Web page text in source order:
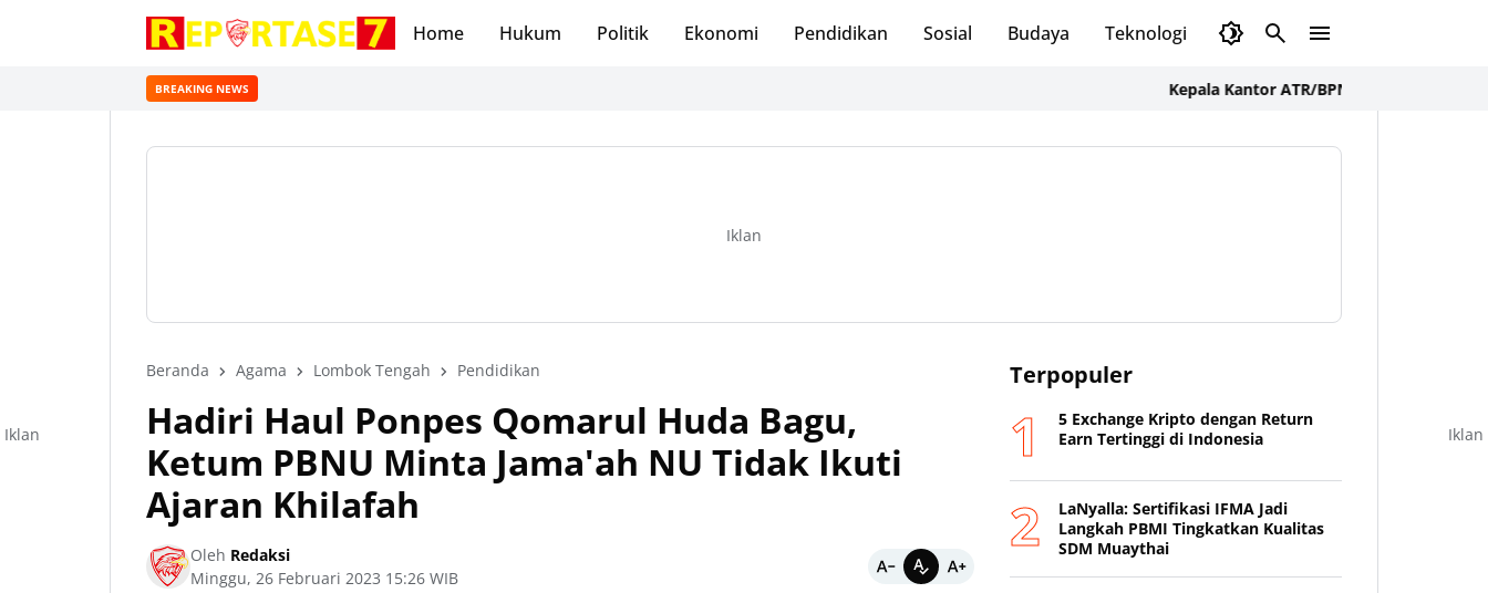
Home Hukum Politik Ekonomi Pendidikan Sosial Budaya Teknologi Olahraga
BREAKING NEWS Kepala Kantor ATR/BPN Sumbawa Barat
Iklan
Beranda Agama Lombok Tengah Pendidikan
Hadiri Haul Ponpes Qomarul Huda Bagu,
Ketum PBNU Minta Jama'ah NU Tidak Ikuti
Ajaran Khilafah
Oleh Redaksi
Minggu, 26 Februari 2023 15:26 WIB
Terpopuler
5 Exchange Kripto dengan Return
Earn Tertinggi di Indonesia
LaNyalla: Sertifikasi IFMA Jadi
Langkah PBMI Tingkatkan Kualitas
SDM Muaythai
Iklan Iklan